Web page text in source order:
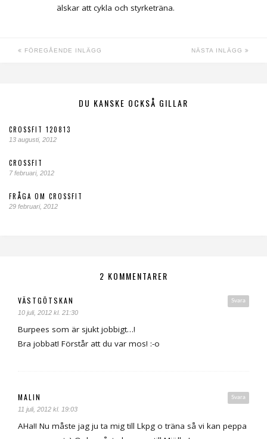
älskar att cykla och styrketräna.
FÖREGÅENDE INLÄGG NÄSTA INLÄGG
DU KANSKE OCKSÅ GILLAR
CROSSFIT 120813
13 augusti, 2012
CROSSFIT
7 februari, 2012
FRÅGA OM CROSSFIT
29 februari, 2012
2 KOMMENTARER
Svara
VÄSTGÖTSKAN
10 juli, 2012 kl. 21:30
Burpees som är sjukt jobbigt…!
Bra jobbat! Förstår att du var mos! :-o
Svara
MALIN
11 juli, 2012 kl. 19:03
AHa!! Nu måste jag ju ta mig till Lkpg o träna så vi kan peppa